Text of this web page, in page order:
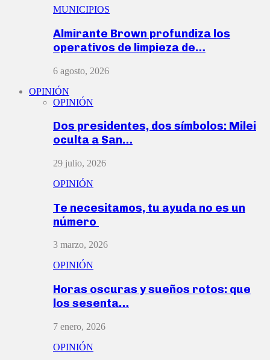
MUNICIPIOS
Almirante Brown profundiza los
operativos de limpieza de…
6 agosto, 2026
OPINIÓN
OPINIÓN
Dos presidentes, dos símbolos: Milei
oculta a San…
29 julio, 2026
OPINIÓN
Te necesitamos, tu ayuda no es un
número
3 marzo, 2026
OPINIÓN
Horas oscuras y sueños rotos: que
los sesenta…
7 enero, 2026
OPINIÓN